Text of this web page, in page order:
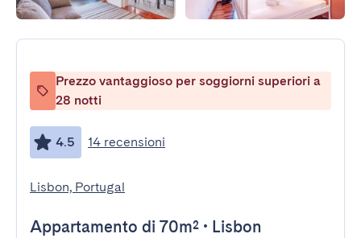
Prezzo vantaggioso per soggiorni superiori a
28 notti
4.5 14 recensioni
Lisbon, Portugal
Appartamento di 70m² • Lisbon